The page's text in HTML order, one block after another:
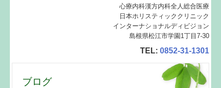
個人情報保護方針
心療内科漢方内科全人総合医療
日本ホリスティッククリニック
インターナショナルディビジョン
島根県松江市学園1丁目7-30
TEL: 0852-31-1301
ブログ